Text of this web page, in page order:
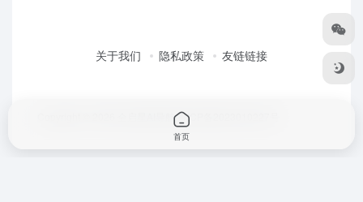
关于我们 隐私政策 友链链接
全启星AI导航鲁ICP备2023010227号
首页